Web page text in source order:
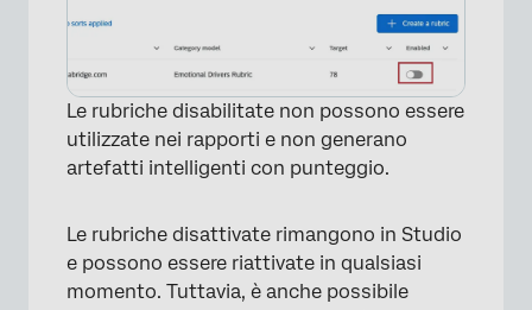
Le rubriche disabilitate non possono essere
utilizzate nei rapporti e non generano
artefatti intelligenti con punteggio.
Le rubriche disattivate rimangono in Studio
e possono essere riattivate in qualsiasi
momento. Tuttavia, è anche possibile